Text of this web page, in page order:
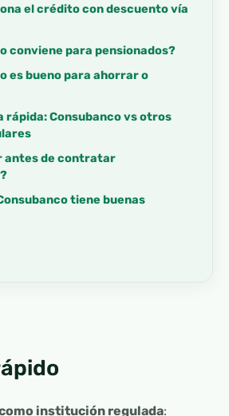
el crédito con descuento vía
conviene para pensionados?
es bueno para ahorrar o
rápida: Consubanco vs otros
antes de contratar
tiene buenas
institución regulada: